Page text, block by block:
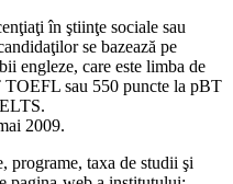
în ştiinţe sociale sau
se bazează pe
engleze, care este limba de
sau 550 puncte la pBT
2009.
programe, taxa de studii şi